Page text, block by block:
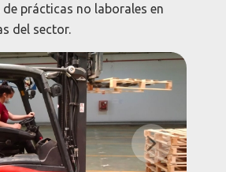
de prácticas no laborales en
del sector.